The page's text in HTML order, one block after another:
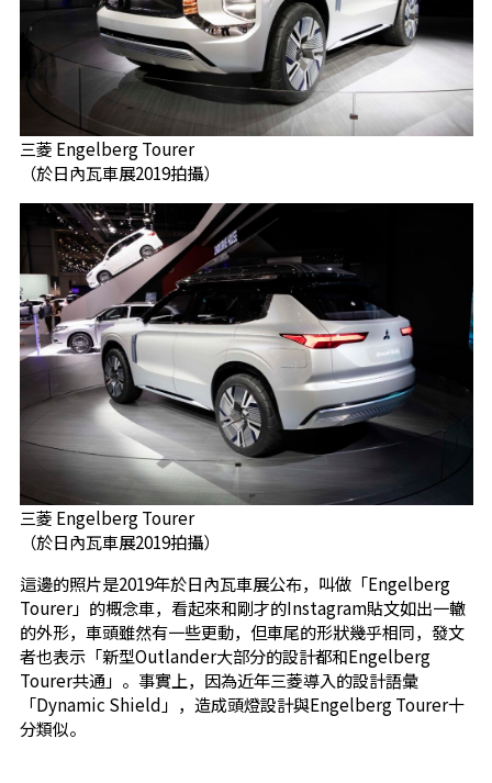
三菱 Engelberg Tourer
（於日內瓦車展2019拍攝）
三菱 Engelberg Tourer
（於日內瓦車展2019拍攝）
這邊的照片是2019年於日內瓦車展公布，叫做「Engelberg
Tourer」的概念車，看起來和剛才的Instagram貼文如出一轍
的外形，車頭雖然有一些更動，但車尾的形狀幾乎相同，發文
者也表示「新型Outlander大部分的設計都和Engelberg
Tourer共通」。事實上，因為近年三菱導入的設計語彙
「Dynamic Shield」，造成頭燈設計與Engelberg Tourer十
分類似。